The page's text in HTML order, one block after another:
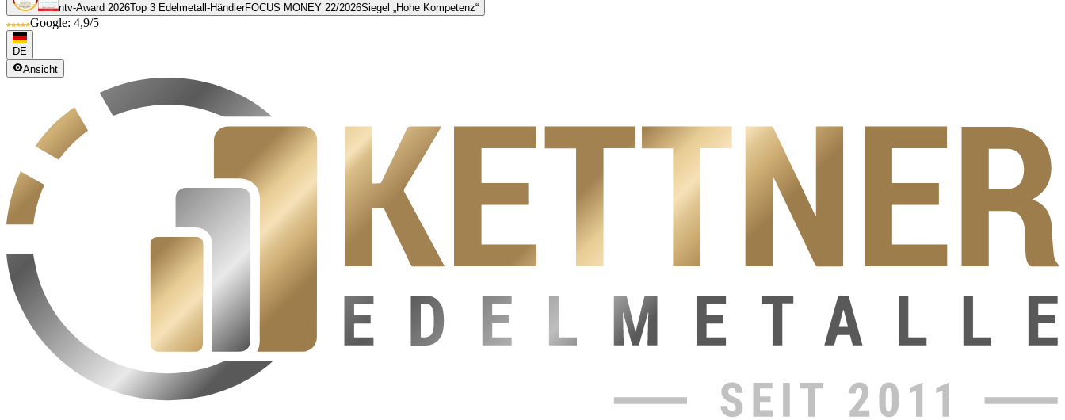
ntv-Award 2026Top 3 Edelmetall-HändlerFOCUS MONEY 22/2026Siegel „Hohe Kompetenz“
Google: 4,9/5
DE
Ansicht